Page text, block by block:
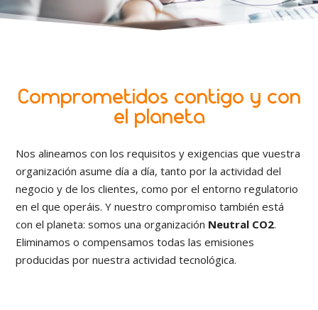
Comprometidos contigo y con
el planeta
Nos alineamos con los requisitos y exigencias que vuestra
organización asume día a día, tanto por la actividad del
negocio y de los clientes, como por el entorno regulatorio
en el que operáis. Y nuestro compromiso también está
con el planeta: somos una organización Neutral CO2.
Eliminamos o compensamos todas las emisiones
producidas por nuestra actividad tecnológica.